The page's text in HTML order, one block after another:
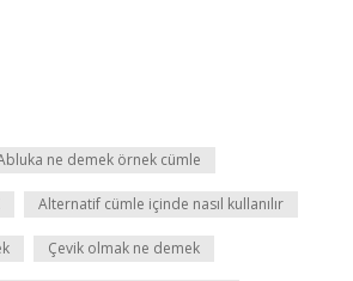
ne demek örnek cümle
Alternatif cümle içinde nasıl kullanılır
Çevik olmak ne demek